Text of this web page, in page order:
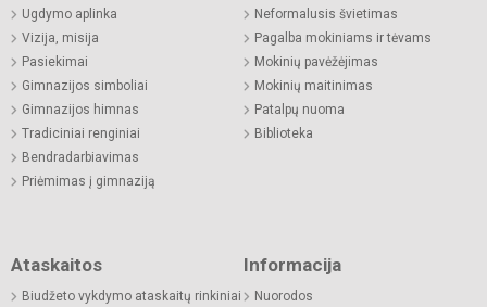
Ugdymo aplinka
Vizija, misija
Pasiekimai
Gimnazijos simboliai
Gimnazijos himnas
Tradiciniai renginiai
Bendradarbiavimas
Priėmimas į gimnaziją
Neformalusis švietimas
Pagalba mokiniams ir tėvams
Mokinių pavėžėjimas
Mokinių maitinimas
Patalpų nuoma
Biblioteka
Ataskaitos
Biudžeto vykdymo ataskaitų rinkiniai
Informacija
Nuorodos